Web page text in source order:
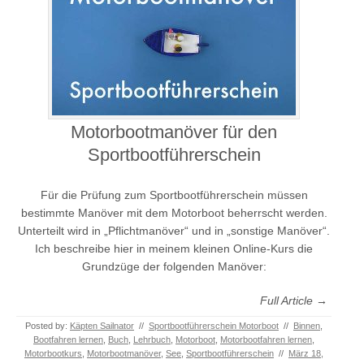
Motorbootmanöver für den
Sportbootführerschein
Für die Prüfung zum Sportbootführerschein müssen
bestimmte Manöver mit dem Motorboot beherrscht werden.
Unterteilt wird in „Pflichtmanöver“ und in „sonstige Manöver“.
Ich beschreibe hier in meinem kleinen Online-Kurs die
Grundzüge der folgenden Manöver:
Full Article →
Posted by: Käpten Sailnator // Sportbootführerschein Motorboot // Binnen
Bootfahren lernen Buch Lehrbuch Motorboot Motorbootfahren lernen
Motorbootkurs
Motorbootmanöver, See Sportbootführerschein // März 18,